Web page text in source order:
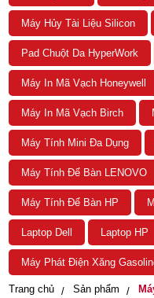
Máy Hủy Tài Liệu Silicon
Pad Chuột Da HyperWork
Máy In Mã Vạch Honeywell
Máy In Mã Vạch Birch
Máy Tính Mini Đa Dụng
Máy Tính Để Bàn LENOVO
Máy Tính Để Bàn HP
Laptop Dell Laptop HP
Máy Phát Điện Xăng
Trang chủ Sản phẩm